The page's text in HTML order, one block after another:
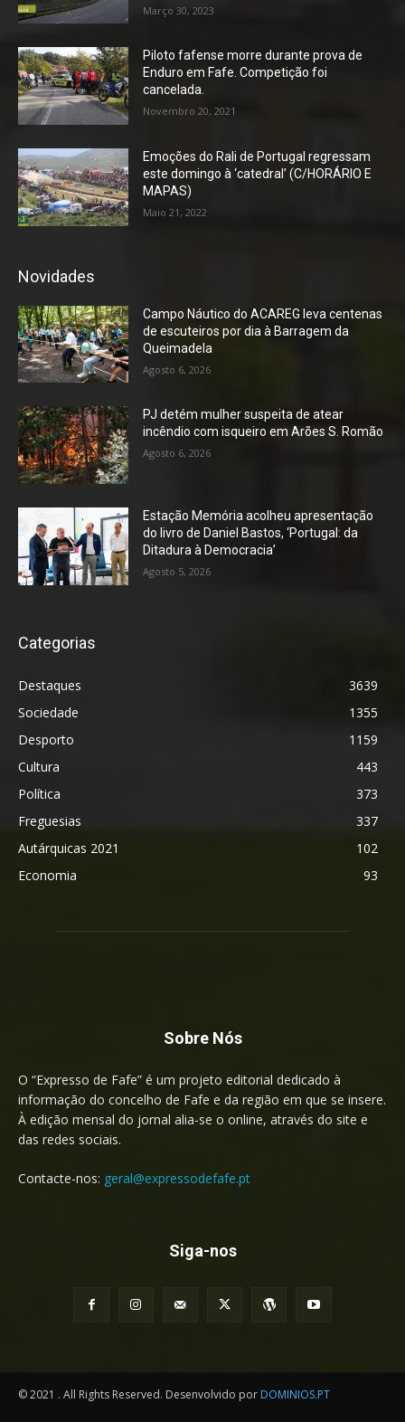
Março 30, 2023
Piloto fafense morre durante prova de
Enduro em Fafe. Competição foi
cancelada.
Novembro 20, 2021
Emoções do Rali de Portugal regressam
este domingo à ‘catedral’ (C/HORÁRIO E
MAPAS)
Maio 21, 2022
Novidades
Campo Náutico do ACAREG leva centenas
de escuteiros por dia à Barragem da
Queimadela
Agosto 6, 2026
PJ detém mulher suspeita de atear
incêndio com isqueiro em Arões S. Romão
Agosto 6, 2026
Estação Memória acolheu apresentação
do livro de Daniel Bastos, ‘Portugal: da
Ditadura à Democracia’
Agosto 5, 2026
Categorias
Destaques
3639
Sociedade
1355
Desporto
1159
Cultura
443
Política
373
Freguesias
337
Autárquicas 2021
102
Economia
93
Sobre Nós
O “Expresso de Fafe” é um projeto editorial dedicado à
informação do concelho de Fafe e da região em que se insere.
À edição mensal do jornal alia-se o online, através do site e
das redes sociais.
Contacte-nos: geral@expressodefafe.pt
Siga-nos
© 2021 . All Rights Reserved. Desenvolvido por DOMINIOS.PT